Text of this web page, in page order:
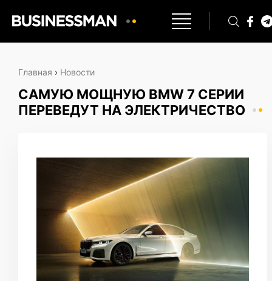
Главная › Новости
САМУЮ МОЩНУЮ BMW 7 СЕРИИ
ПЕРЕВЕДУТ НА ЭЛЕКТРИЧЕСТВО